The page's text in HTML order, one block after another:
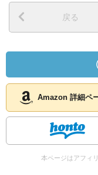
戻る
Amazon 詳細ペ
本ページはアフィ